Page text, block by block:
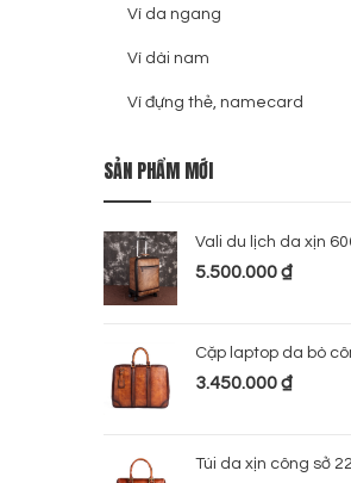
Ví da ngang
Ví dài nam
Ví đựng thẻ, namecard
SẢN PHẨM MỚI
Vali du lịch da xịn
5.500.000₫
Cặp laptop da bò
3.450.000₫
Túi da xịn công sở